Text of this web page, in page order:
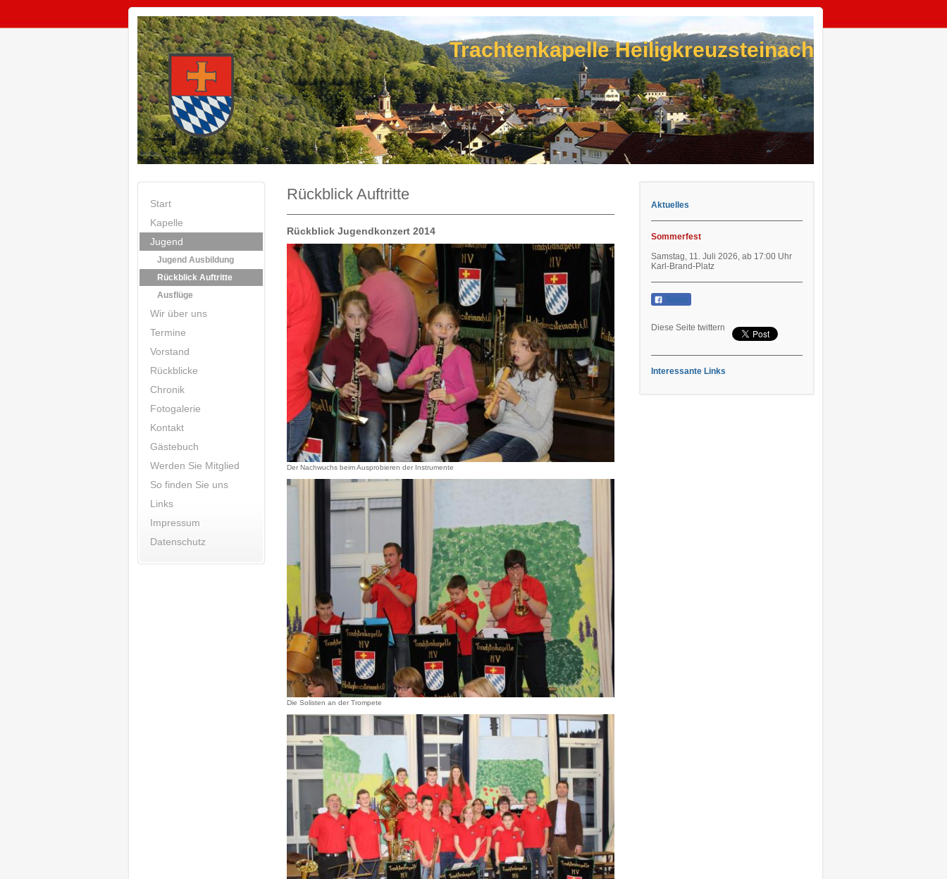
Trachtenkapelle Heiligkreuzsteinach
Start
Kapelle
Jugend
Jugend Ausbildung
Rückblick Auftritte
Ausflüge
Wir über uns
Termine
Vorstand
Rückblicke
Chronik
Fotogalerie
Kontakt
Gästebuch
Werden Sie Mitglied
So finden Sie uns
Links
Impressum
Datenschutz
Rückblick Auftritte
Rückblick Jugendkonzert 2014
Der Nachwuchs beim Ausprobieren der Instrumente
Die Solisten an der Trompete
Aktuelles
Sommerfest
Samstag, 11. Juli 2026, ab 17:00 Uhr
Karl-Brand-Platz
Teilen
Diese Seite twittern
Interessante Links